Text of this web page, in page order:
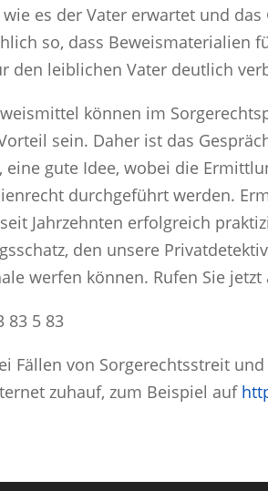
es der Vater erwartet und
so, dass Beweismaterialien
den leiblichen Vater deutlich
können im
sein. Daher ist das
eine gute Idee, wobei die
durchgeführt werden.
Jahrzehnten erfolgreich
den unsere
werfen können. Rufen Sie jetzt
83 5 83
Fällen von Sorgerechtsstreit
zuhauf, zum Beispiel auf